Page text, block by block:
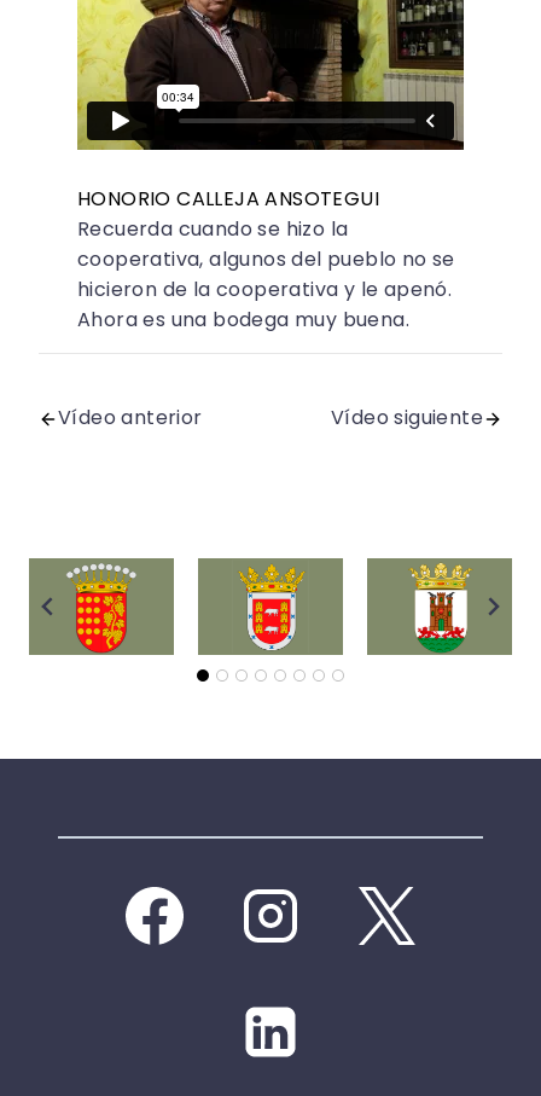
HONORIO CALLEJA ANSOTEGUI
Recuerda cuando se hizo la
cooperativa, algunos del pueblo no se
hicieron de la cooperativa y le apenó.
Ahora es una bodega muy buena.
Vídeo anterior Vídeo siguiente